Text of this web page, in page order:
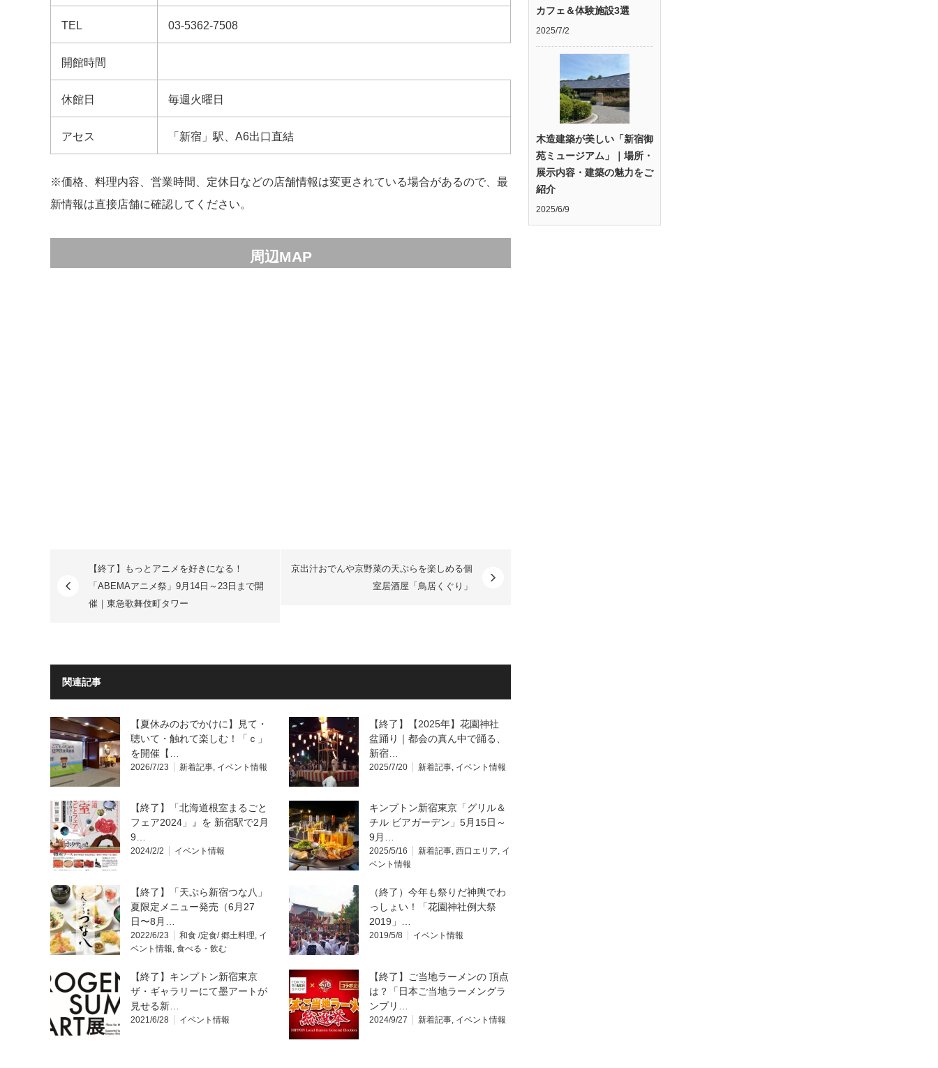
TEL 03-5362-7508
開館時間
休館日 毎週火曜日
アセス 「新宿」駅、A6出口直結
※価格、料理内容、営業時間、定休日などの店舗情報は変更されている場合があるので、最
新情報は直接店舗に確認してください。
周辺MAP
【終了】もっとアニメを好きになる！
「ABEMAアニメ祭」9月14日～23日まで開
催｜東急歌舞伎町タワー
京出汁おでんや京野菜の天ぷらを楽しめる個
室居酒屋「鳥居くぐり」
関連記事
【夏休みのおでかけに】見て・
聴いて・触れて楽しむ！「ｃ」
を開催【…
2026/7/23 新着記事, イベント情報
【終了】【2025年】花園神社
盆踊り｜都会の真ん中で踊る、
新宿…
2025/7/20 新着記事, イベント情報
【終了】「北海道根室まるごと
フェア2024」』を 新宿駅で2月
9…
2024/2/2 イベント情報
キンプトン新宿東京「グリル＆
チル ビアガーデン」5月15日～
9月…
2025/5/16 新着記事, 西口エリア, イ
ベント情報
【終了】「天ぷら新宿つな八」
夏限定メニュー発売（6月27
日〜8月…
2022/6/23 和食 /定食/ 郷土料理, イ
ベント情報, 食べる・飲む
（終了）今年も祭りだ神輿でわ
っしょい！「花園神社例大祭
2019」…
2019/5/8 イベント情報
【終了】キンプトン新宿東京
ザ・ギャラリーにて墨アートが
見せる新…
2021/6/28 イベント情報
【終了】ご当地ラーメンの 頂点
は？「日本ご当地ラーメングラ
ンプリ…
2024/9/27 新着記事, イベント情報
カフェ＆体験施設3選
2025/7/2
木造建築が美しい「新宿御
苑ミュージアム」｜場所・
展示内容・建築の魅力をご
紹介
2025/6/9